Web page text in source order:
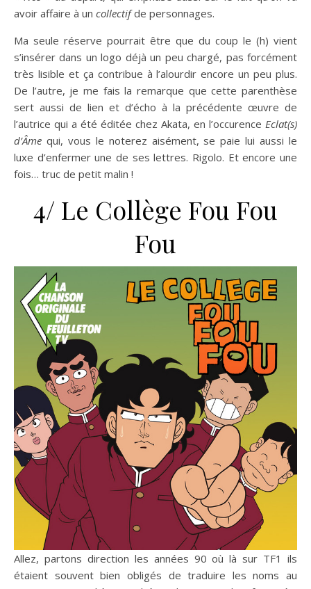
avoir affaire à un collectifde personnages.
Ma seule réserve pourrait être que du coup le (h) vient
s’insérer dans un logo déjà un peu chargé, pas forcément
très lisible et ça contribue à l’alourdir encore un peu plus.
De l’autre, je me fais la remarque que cette parenthèse
sert aussi de lien et d’écho à la précédente œuvre de
l’autrice qui a été éditée chez Akata, en l’occurence Eclat(s)
d’Âme qui, vous le noterez aisément, se paie lui aussi le
luxe d’enfermer une de ses lettres. Rigolo. Et encore une
fois… truc de petit malin !
4/ Le Collège Fou Fou
Fou
Allez, partons direction les années 90 où là sur TF1 ils
étaient souvent bien obligés de traduire les noms au